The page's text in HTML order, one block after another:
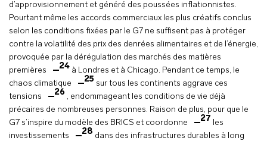
d’approvisionnement et généré des poussées inflationnistes.
Pourtant même les accords commerciaux les plus créatifs conclus
selon les conditions fixées par le G7 ne suffisent pas à protéger
contre la volatilité des prix des denrées alimentaires et de l’énergie,
provoquée par la dérégulation des marchés des matières
premières
24 à Londres et à Chicago. Pendant ce temps, le
chaos climatique
25 sur tous les continents aggrave ces
tensions
26 , endommageant les conditions de vie déjà
précaires de nombreuses personnes. Raison de plus, pour que le
G7 s’inspire du modèle des BRICS et coordonne
27 les
investissements
28 dans des infrastructures durables à long